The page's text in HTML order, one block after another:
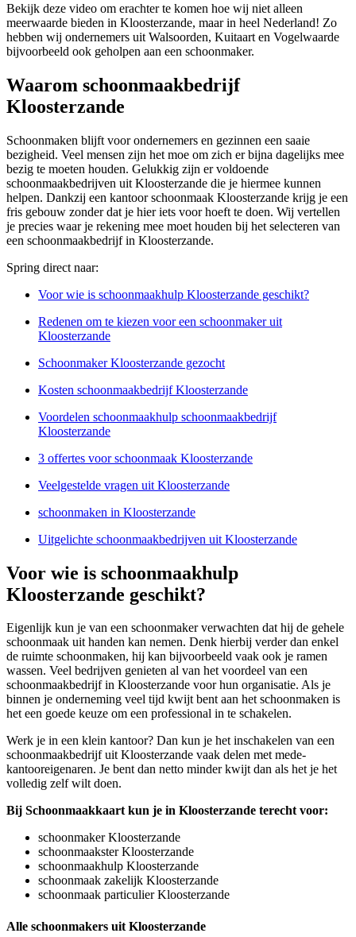
Bekijk deze video om erachter te komen hoe wij niet alleen
meerwaarde bieden in Kloosterzande, maar in heel Nederland! Zo
hebben wij ondernemers uit Walsoorden, Kuitaart en Vogelwaarde
bijvoorbeeld ook geholpen aan een schoonmaker.
Waarom schoonmaakbedrijf
Kloosterzande
Schoonmaken blijft voor ondernemers en gezinnen een saaie
bezigheid. Veel mensen zijn het moe om zich er bijna dagelijks mee
bezig te moeten houden. Gelukkig zijn er voldoende
schoonmaakbedrijven uit Kloosterzande die je hiermee kunnen
helpen. Dankzij een kantoor schoonmaak Kloosterzande krijg je een
fris gebouw zonder dat je hier iets voor hoeft te doen. Wij vertellen
je precies waar je rekening mee moet houden bij het selecteren van
een schoonmaakbedrijf in Kloosterzande.
Spring direct naar:
Voor wie is schoonmaakhulp Kloosterzande geschikt?
Redenen om te kiezen voor een schoonmaker uit
Kloosterzande
Schoonmaker Kloosterzande gezocht
Kosten schoonmaakbedrijf Kloosterzande
Voordelen schoonmaakhulp schoonmaakbedrijf
Kloosterzande
3 offertes voor schoonmaak Kloosterzande
Veelgestelde vragen uit Kloosterzande
schoonmaken in Kloosterzande
Uitgelichte schoonmaakbedrijven uit Kloosterzande
Voor wie is schoonmaakhulp
Kloosterzande geschikt?
Eigenlijk kun je van een schoonmaker verwachten dat hij de gehele
schoonmaak uit handen kan nemen. Denk hierbij verder dan enkel
de ruimte schoonmaken, hij kan bijvoorbeeld vaak ook je ramen
wassen. Veel bedrijven genieten al van het voordeel van een
schoonmaakbedrijf in Kloosterzande voor hun organisatie. Als je
binnen je onderneming veel tijd kwijt bent aan het schoonmaken is
het een goede keuze om een professional in te schakelen.
Werk je in een klein kantoor? Dan kun je het inschakelen van een
schoonmaakbedrijf uit Kloosterzande vaak delen met mede-
kantooreigenaren. Je bent dan netto minder kwijt dan als het je het
volledig zelf wilt doen.
Bij Schoonmaakkaart kun je in Kloosterzande terecht voor:
schoonmaker Kloosterzande
schoonmaakster Kloosterzande
schoonmaakhulp Kloosterzande
schoonmaak zakelijk Kloosterzande
schoonmaak particulier Kloosterzande
Alle schoonmakers uit Kloosterzande